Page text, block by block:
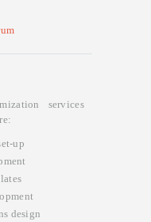
services
up
design